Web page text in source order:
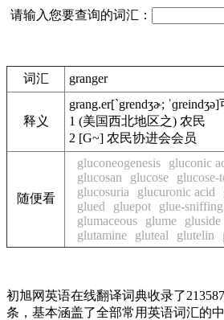
请输入您要查询的词汇：
词汇 granger
释义
grang.er[`grendʒɚ; ˈɡreindʒə]
1 (美国西北地区之) 农民
2 [G~] 农民协进会会员
随便看
gluconeogenesis gluconic
glucosan
glucose glucose-
glucosuria
glucuronic acid
glued
gluepot glue-sniffing
glumaceous
glume gluside
glutamine
gluteal glutelin
初旭网英语在线翻译词典收录了
条，基本涵盖了全部常用英语词汇的